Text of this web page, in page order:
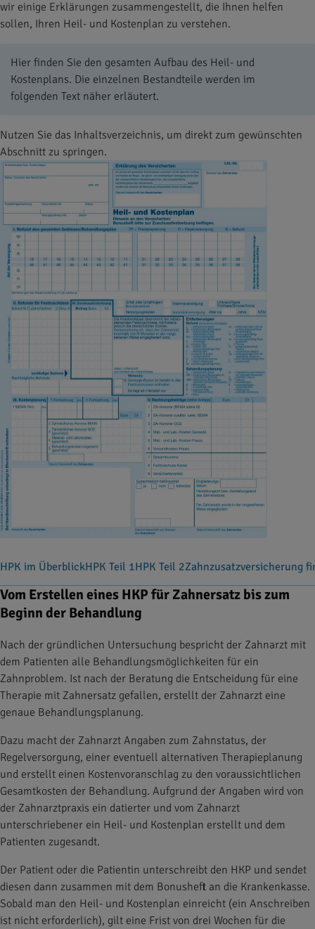
wir einige Erklärungen zusammengestellt, die Ihnen helfen
sollen, Ihren Heil- und Kostenplan zu verstehen.
Hier finden Sie den gesamten Aufbau des Heil- und
Kostenplans. Die einzelnen Bestandteile werden im
folgenden Text näher erläutert.
Nutzen Sie das Inhaltsverzeichnis, um direkt zum gewünschten
Abschnitt zu springen.
HPK im ÜberblickHPK Teil 1HPK Teil 2Zahnzusatzversicherung
Vom Erstellen eines HKP für Zahnersatz bis zum
Beginn der Behandlung
Nach der gründlichen Untersuchung bespricht der Zahnarzt mit
dem Patienten alle Behandlungsmöglichkeiten für ein
Zahnproblem. Ist nach der Beratung die Entscheidung für eine
Therapie mit Zahnersatz gefallen, erstellt der Zahnarzt eine
genaue Behandlungsplanung.
Dazu macht der Zahnarzt Angaben zum Zahnstatus, der
Regelversorgung, einer eventuell alternativen Therapieplanung
und erstellt einen Kostenvoranschlag zu den voraussichtlichen
Gesamtkosten der Behandlung. Aufgrund der Angaben wird von
der Zahnarztpraxis ein datierter und vom Zahnarzt
unterschriebener ein Heil- und Kostenplan erstellt und dem
Patienten zugesandt.
Der Patient oder die Patientin unterschreibt den HKP und sendet
diesen dann zusammen mit dem Bonusheft an die Krankenkasse.
Sobald man den Heil- und Kostenplan einreicht (ein Anschreiben
ist nicht erforderlich), gilt eine Frist von drei Wochen für die